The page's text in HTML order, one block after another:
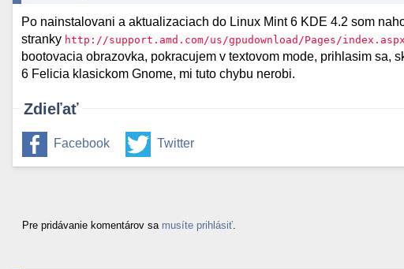
Po nainstalovani a aktualizaciach do Linux Mint 6 KDE 4.2 som
stranky http://support.amd.com/us/gpudownload/Pages/index.aspx
bootovacia obrazovka, pokracujem v textovom mode, prihlasim sa,
6 Felicia klasickom Gnome, mi tuto chybu nerobi.
Zdieľať
Facebook Twitter
Pre pridávanie komentárov sa musíte prihlásiť